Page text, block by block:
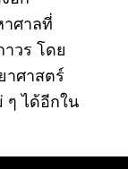
ศาลที่
วร โดย
าศาสตร์
ๆ ได้อีกใน